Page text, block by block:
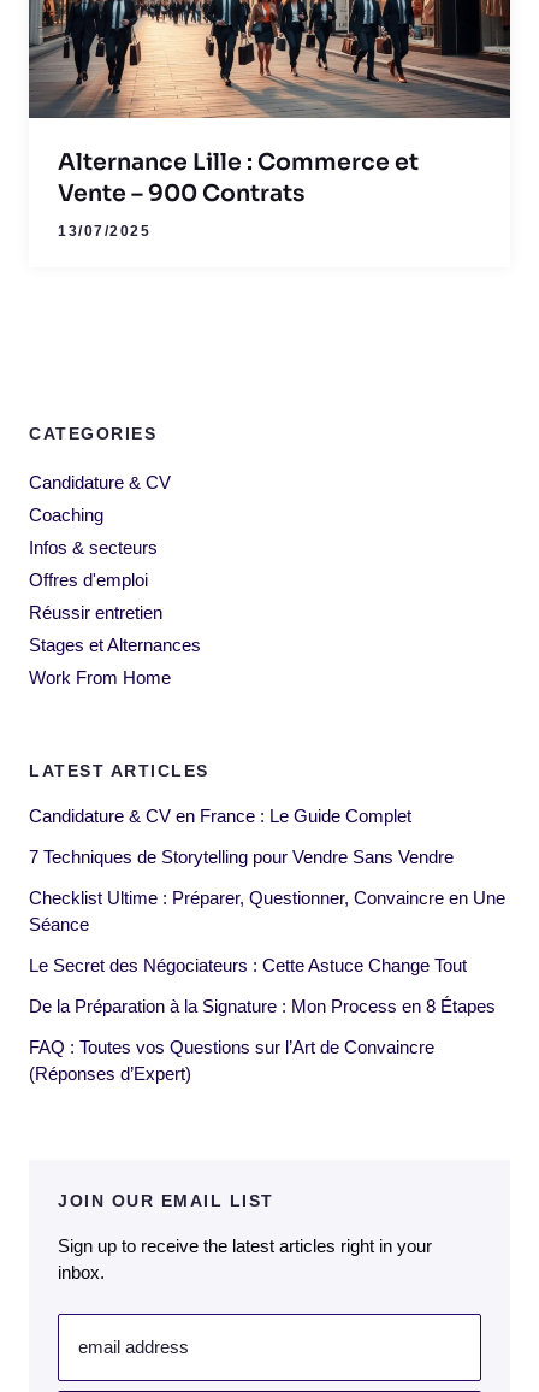
Alternance Lille : Commerce et
Vente – 900 Contrats
13/07/2025
CATEGORIES
Candidature & CV
Coaching
Infos & secteurs
Offres d'emploi
Réussir entretien
Stages et Alternances
Work From Home
LATEST ARTICLES
Candidature & CV en France : Le Guide Complet
7 Techniques de Storytelling pour Vendre Sans Vendre
Checklist Ultime : Préparer, Questionner, Convaincre en Une
Séance
Le Secret des Négociateurs : Cette Astuce Change Tout
De la Préparation à la Signature : Mon Process en 8 Étapes
FAQ : Toutes vos Questions sur l’Art de Convaincre
(Réponses d’Expert)
JOIN OUR EMAIL LIST
Sign up to receive the latest articles right in your
inbox.
email address